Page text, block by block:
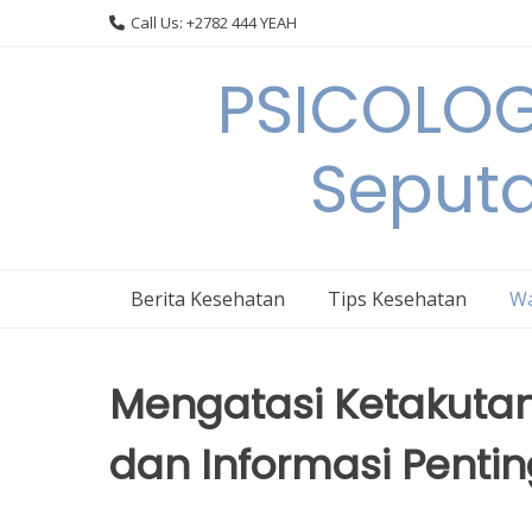
Call Us: +2782 444 YEAH
Berita Kesehatan Tips Kesehatan
Mengatasi
dan Informasi